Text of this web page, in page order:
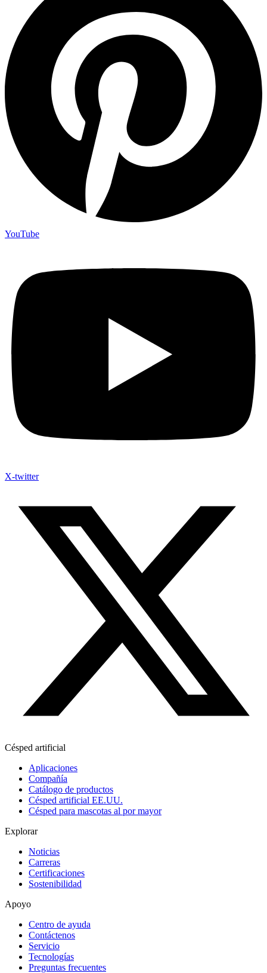
YouTube
X-twitter
Césped artificial
Aplicaciones
Compañía
Catálogo de productos
Césped artificial EE.UU.
Césped para mascotas al por mayor
Explorar
Noticias
Carreras
Certificaciones
Sostenibilidad
Apoyo
Centro de ayuda
Contáctenos
Servicio
Tecnologías
Preguntas frecuentes